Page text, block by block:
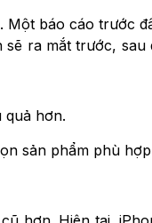
báo cáo trước
ra mắt trước,
quả hơn.
sản phẩm phù